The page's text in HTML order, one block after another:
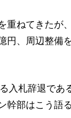
ねてきたが
、周辺整
札辞退で
部はこう語る